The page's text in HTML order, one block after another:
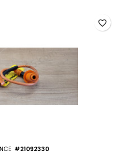
#21092330
favorite_border